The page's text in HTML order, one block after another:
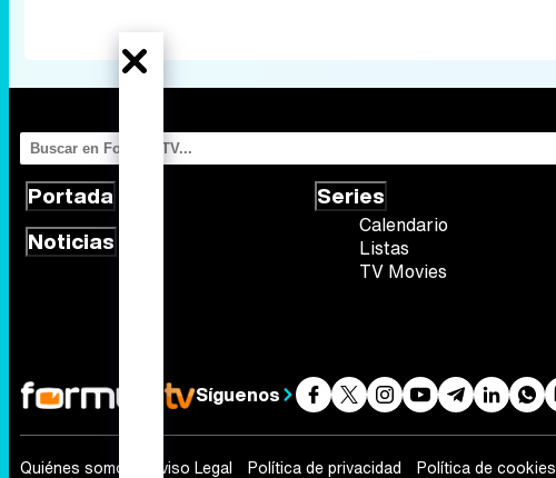
Portada
Noticias
Series
Calendario
Listas
TV Movies
Síguenos
Quiénes somos Aviso Legal Política de privacidad Política de cookies